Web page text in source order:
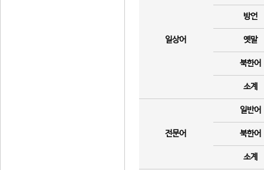
일상어
방언
옛말
북한어
소계
전문어
일반어
북한어
소계